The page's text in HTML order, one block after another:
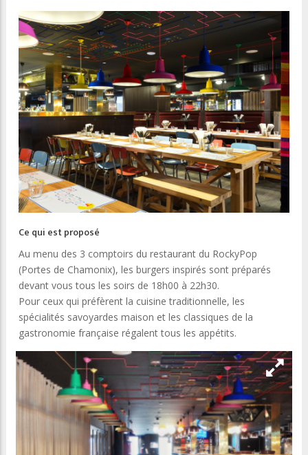
Ce qui est proposé
Au menu des 3 comptoirs du restaurant du RockyPop
(Portes de Chamonix), les burgers inspirés sont préparés
devant vous tous les soirs de 18h00 à 22h30.
Pour ceux qui préfèrent la cuisine traditionnelle, les
spécialités savoyardes maison et les classiques de la
gastronomie française régalent tous les appétits.